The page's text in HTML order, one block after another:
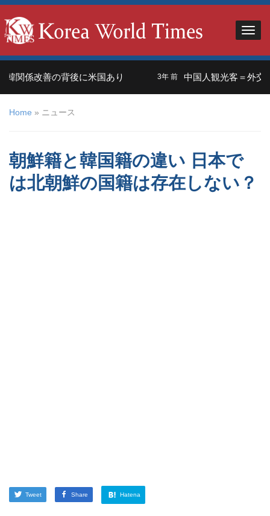
改善の背後に米国あり 中国人観光客＝外交の武
Home » ニュース
朝鮮籍と韓国籍の違い 日本で
は北朝鮮の国籍は存在しない？
Tweet Share Hatena